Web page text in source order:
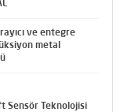
ve entegre
metal
Sensör Teknolojisi